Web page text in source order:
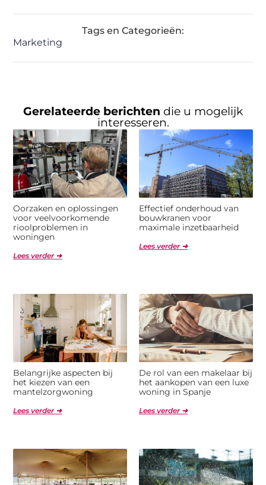
Tags en Categorieën:
Marketing
Gerelateerde berichten die u mogelijk
interesseren.
Oorzaken en oplossingen
voor veelvoorkomende
rioolproblemen in
woningen
Lees verder ➜
Effectief onderhoud van
bouwkranen voor
maximale inzetbaarheid
Lees verder ➜
Belangrijke aspecten bij
het kiezen van een
mantelzorgwoning
Lees verder ➜
De rol van een makelaar bij
het aankopen van een luxe
woning in Spanje
Lees verder ➜